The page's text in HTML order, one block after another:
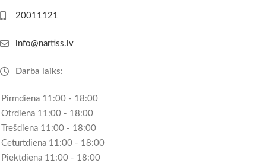
20011121
info@nartiss.lv
Darba laiks:
Pirmdiena 11:00 - 18:00
Otrdiena 11:00 - 18:00
Trešdiena 11:00 - 18:00
Ceturtdiena 11:00 - 18:00
Piektdiena 11:00 - 18:00